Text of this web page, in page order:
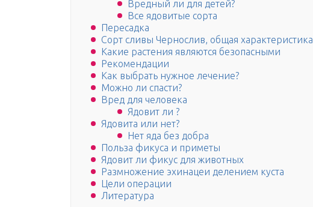
Вредный ли для детей?
Все ядовитые сорта
Пересадка
Сорт сливы Чернослив, общая характеристика
Какие растения являются безопасными
Рекомендации
Как выбрать нужное лечение?
Можно ли спасти?
Вред для человека
Ядовит ли ?
Ядовита или нет?
Нет яда без добра
Польза фикуса и приметы
Ядовит ли фикус для животных
Размножение эхинацеи делением куста
Цели операции
Литература